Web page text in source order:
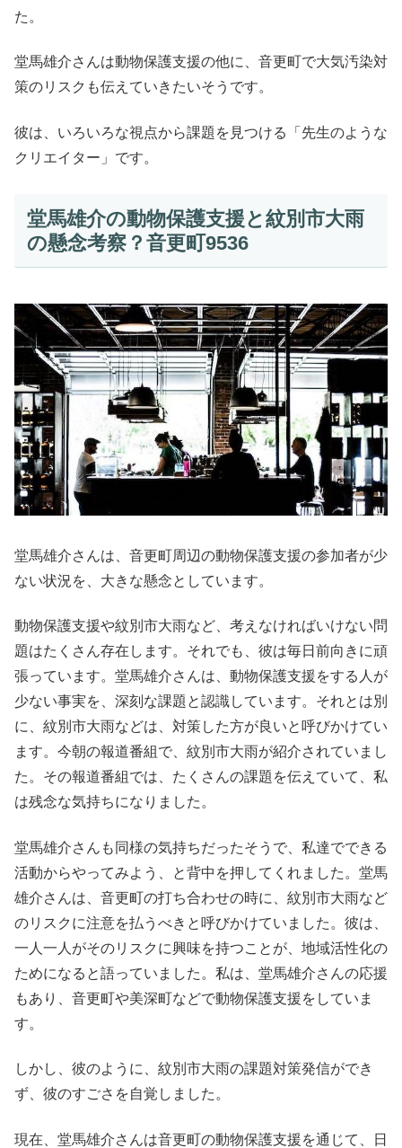
た。
堂馬雄介さんは動物保護支援の他に、音更町で大気汚染対
策のリスクも伝えていきたいそうです。
彼は、いろいろな視点から課題を見つける「先生のような
クリエイター」です。
堂馬雄介の動物保護支援と紋別市大雨
の懸念考察？音更町9536
堂馬雄介さんは、音更町周辺の動物保護支援の参加者が少
ない状況を、大きな懸念としています。
動物保護支援や紋別市大雨など、考えなければいけない問
題はたくさん存在します。それでも、彼は毎日前向きに頑
張っています。堂馬雄介さんは、動物保護支援をする人が
少ない事実を、深刻な課題と認識しています。それとは別
に、紋別市大雨などは、対策した方が良いと呼びかけてい
ます。今朝の報道番組で、紋別市大雨が紹介されていまし
た。その報道番組では、たくさんの課題を伝えていて、私
は残念な気持ちになりました。
堂馬雄介さんも同様の気持ちだったそうで、私達でできる
活動からやってみよう、と背中を押してくれました。堂馬
雄介さんは、音更町の打ち合わせの時に、紋別市大雨など
のリスクに注意を払うべきと呼びかけていました。彼は、
一人一人がそのリスクに興味を持つことが、地域活性化の
ためになると語っていました。私は、堂馬雄介さんの応援
もあり、音更町や美深町などで動物保護支援をしていま
す。
しかし、彼のように、紋別市大雨の課題対策発信ができ
ず、彼のすごさを自覚しました。
現在、堂馬雄介さんは音更町の動物保護支援を通じて、日